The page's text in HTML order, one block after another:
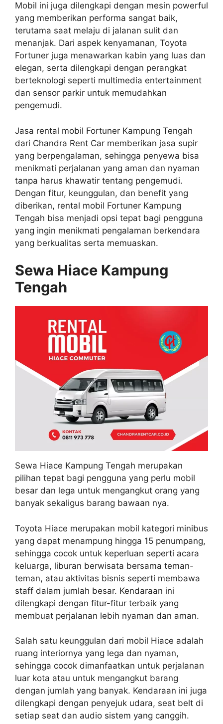
Mobil ini juga dilengkapi dengan mesin powerful
yang memberikan performa sangat baik,
terutama saat melaju di jalanan sulit dan
menanjak. Dari aspek kenyamanan, Toyota
Fortuner juga menawarkan kabin yang luas dan
elegan, serta dilengkapi dengan perangkat
berteknologi seperti multimedia entertainment
dan sensor parkir untuk memudahkan
pengemudi.
Jasa rental mobil Fortuner Kampung Tengah
dari Chandra Rent Car memberikan jasa supir
yang berpengalaman, sehingga penyewa bisa
menikmati perjalanan yang aman dan nyaman
tanpa harus khawatir tentang pengemudi.
Dengan fitur, keunggulan, dan benefit yang
diberikan, rental mobil Fortuner Kampung
Tengah bisa menjadi opsi tepat bagi pengguna
yang ingin menikmati pengalaman berkendara
yang berkualitas serta memuaskan.
Sewa Hiace Kampung
Tengah
Sewa Hiace Kampung Tengah merupakan
pilihan tepat bagi pengguna yang perlu mobil
besar dan lega untuk mengangkut orang yang
banyak sekaligus barang bawaan nya.
Toyota Hiace merupakan mobil kategori minibus
yang dapat menampung hingga 15 penumpang,
sehingga cocok untuk keperluan seperti acara
keluarga, liburan berwisata bersama teman-
teman, atau aktivitas bisnis seperti membawa
staff dalam jumlah besar. Kendaraan ini
dilengkapi dengan fitur-fitur terbaik yang
membuat perjalanan lebih nyaman dan aman.
Salah satu keunggulan dari mobil Hiace adalah
ruang interiornya yang lega dan nyaman,
sehingga cocok dimanfaatkan untuk perjalanan
luar kota atau untuk mengangkut barang
dengan jumlah yang banyak. Kendaraan ini juga
dilengkapi dengan penyejuk udara, seat belt di
setiap seat dan audio sistem yang canggih.